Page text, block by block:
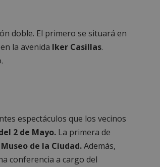
doble. El primero se situará en
la avenida Iker Casillas.
espectáculos que los vecinos
2 de Mayo. La primera de
Museo de la Ciudad.Además,
conferencia a cargo del